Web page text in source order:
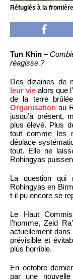
Réfugiés à la
Tun Khin –
réagisse ?
Des dizaines de
leur vie alors que
de la terre
Organisation au
jusqu’à présent,
plus élevé. Plus
tout comme les
déplace
tout. Elle ne
Rohingyas
La question qui
Rohingyas en
t-il pu encore se
Le Haut
l’homme, Zeid
actuellement
prévisible et
plus horrible.
En octobre
par une